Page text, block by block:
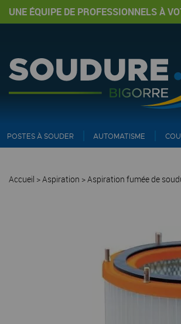
UNE ÉQUIPE DE PROFESSIONNELS À
POSTES À SOUDER AUTOMATISME
Accueil >Aspiration >Aspiration fumée de